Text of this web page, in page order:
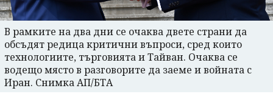
В рамките на два дни се очаква двете страни да
обсъдят редица критични въпроси, сред които
технологиите, търговията и Тайван. Очаква се
водещо място в разговорите да заеме и войната с
Иран. Снимка АП/БТА